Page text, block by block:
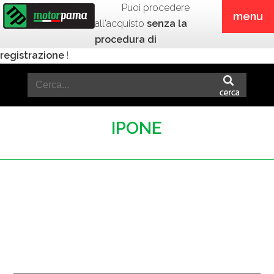
menu
Puoi procedere
all'acquisto senza la
procedura di
registrazione !
IPONE